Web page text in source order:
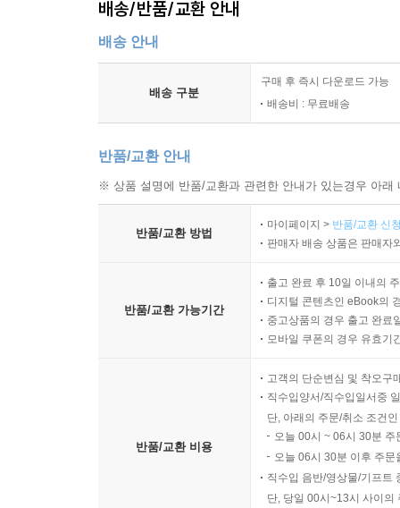
배송/반품/교환 안내
배송 안내
배송 구분
구매 후 즉시 다운로드 가능
배송비 : 무료배송
반품/교환 안내
※ 상품 설명에 반품/교환과 관련한 안내가 있는경우 아
반품/교환 방법
마이페이지 > 반품/교환 신
판매자 배송 상품은 판매자
반품/교환 가능기간
출고 완료 후 10일 이내의
디지털 콘텐츠인 eBook의
중고상품의 경우 출고 완료
모바일 쿠폰의 경우 유효기
반품/교환 비용
고객의 단순변심 및 착오구
직수입양서/직수입일서중
단, 아래의 주문/취소 조건
오늘 00시 ~ 06시 30분
오늘 06시 30분 이후 주
직수입 음반/영상물/기프트
단, 당일 00시~13시 사이의